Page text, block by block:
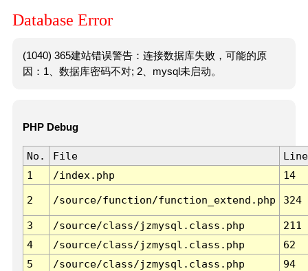
Database Error
(1040) 365建站错误警告：连接数据库失败，可能的原
因：1、数据库密码不对; 2、mysql未启动。
PHP Debug
No. File
Line
1
/index.php 14
2 /source/function/function_extend.php 324
3 /source/class/jzmysql.class.php
211
4
/source/class/jzmysql.class.php
62
5
/source/class/jzmysql.class.php
94